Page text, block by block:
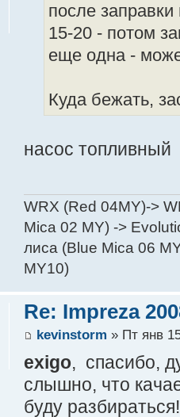
после
15-20 - потом
еще одна -
Куда бежать,
насос топливный
WRX (Red 04MY)->
Mica 02 MY) ->
лиса (Blue Mica 06
MY10)
Re: Impreza
kevinstorm » Пт янв
exigo, спасибо,
слышно, что
буду разбираться!